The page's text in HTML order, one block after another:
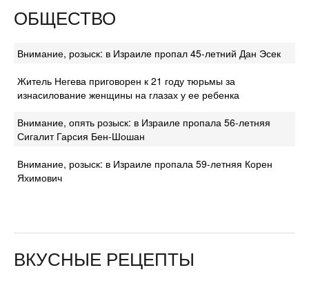
ОБЩЕСТВО
Внимание, розыск: в Израиле пропал 45-летний Дан Эсек
Житель Негева приговорен к 21 году тюрьмы за
изнасилование женщины на глазах у ее ребенка
Внимание, опять розыск: в Израиле пропала 56-летняя
Сигалит Гарсия Бен-Шошан
Внимание, розыск: в Израиле пропала 59-летняя Корен
Яхимович
ВКУСНЫЕ РЕЦЕПТЫ